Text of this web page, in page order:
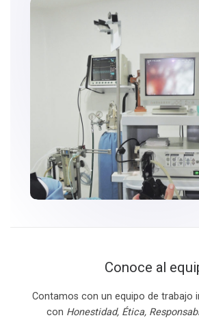
Conoce al
Contamos con un equipo de trabajo
con Honestidad, Ética,